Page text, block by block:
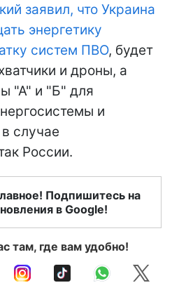
заявил, что Украина
энергетику
систем ПВО, будет
и дроны, а
"А" и "Б" для
и
случае
России.
Подпишитесь на
в Google!
там, где вам удобно!